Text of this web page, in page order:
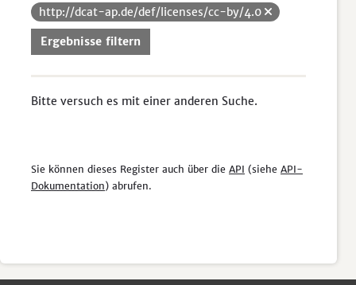
http://dcat-ap.de/def/licenses/cc-by/4.0
Ergebnisse filtern
Bitte versuch es mit einer anderen Suche.
Sie können dieses Register auch über die API (siehe API-
Dokumentation) abrufen.